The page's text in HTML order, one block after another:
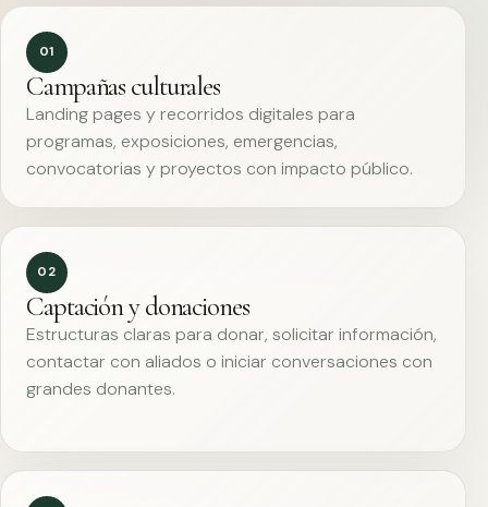
01
Campañas culturales
Landing pages y recorridos digitales para
programas, exposiciones, emergencias,
convocatorias y proyectos con impacto público.
02
Captación y donaciones
Estructuras claras para donar, solicitar información,
contactar con aliados o iniciar conversaciones con
grandes donantes.